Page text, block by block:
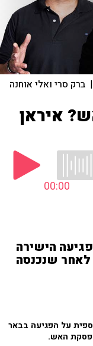
| ברק סרי ואלי אוחנה
איראן
00:00
הישירה
שנכנסה
על הפגיעה בבאר
האש.